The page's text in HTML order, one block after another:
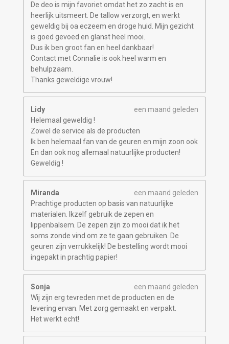
De deo is mijn favoriet omdat het zo zacht is en
heerlijk uitsmeert. De tallow verzorgt, en werkt
geweldig bij oa eczeem en droge huid. Mijn gezicht
is goed gevoed en glanst heel mooi.
Dus ik ben groot fan en heel dankbaar!
Contact met Connalie is ook heel warm en
behulpzaam.
Thanks geweldige vrouw!
Lidy
een maand geleden
Helemaal geweldig !
Zowel de service als de producten
Ik ben helemaal fan van de geuren en mijn zoon ook
En dan ook nog allemaal natuurlijke producten!
Geweldig !
Miranda
een maand geleden
Prachtige producten op basis van natuurlijke
materialen. Ikzelf gebruik de zepen en
lippenbalsem. De zepen zijn zo mooi dat ik het
soms zonde vind om ze te gaan gebruiken. De
geuren zijn verrukkelijk! De bestelling wordt mooi
ingepakt in prachtig papier!
Sonja
een maand geleden
Wij zijn erg tevreden met de producten en de
levering ervan. Met zorg gemaakt en verpakt.
Het werkt echt!